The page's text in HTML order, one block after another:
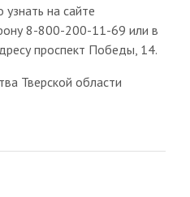
на сайте
8-800-200-11-69 или в
проспект Победы, 14.
Тверской области